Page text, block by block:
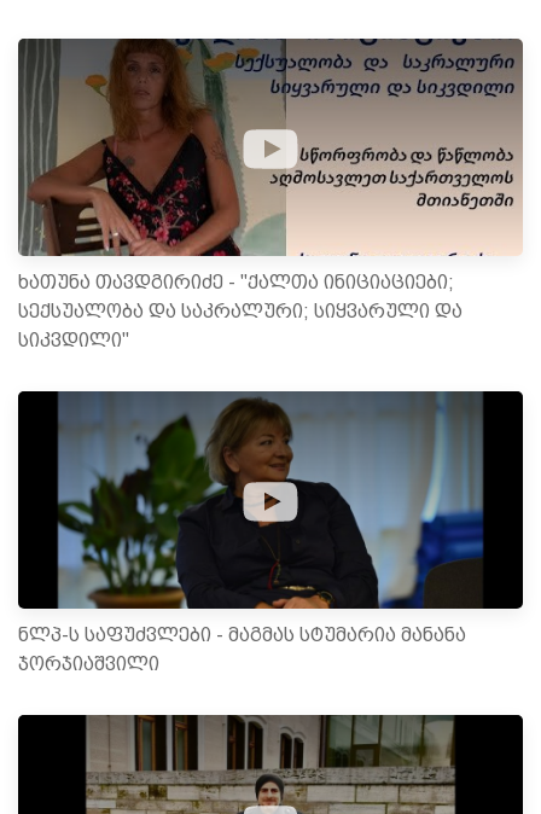
ხათუნა თავდგირიძე - "ქალთა ინიციაციები;
სექსუალობა და საკრალური; სიყვარული და
სიკვდილი"
ნლპ-ს საფუძვლები - მაგმას სტუმარია მანანა
ჯორჯიაშვილი